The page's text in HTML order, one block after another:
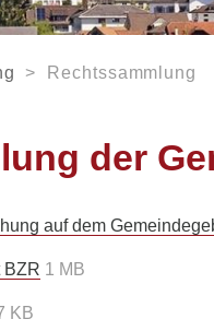
Rechtssammlung
der
auf dem
BZR 1 MB
KB